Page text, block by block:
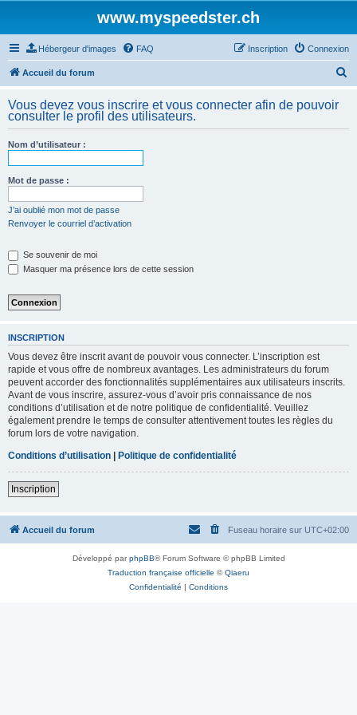
www.myspeedster.ch
Hébergeur d'images FAQ Connexion
Inscription
Accueil du forum
h
Vous devez vous inscrire et vous connecter afin de pouvoir
consulter le profil des utilisateurs.
Nom d’utilisateur :
Mot de passe :
J’ai oublié mon mot de passe
Renvoyer le courriel d’activation
Se souvenir de moi
Masquer ma présence lors de cette session
INSCRIPTION
Vous devez être inscrit avant de pouvoir vous connecter. L’inscription est
rapide et vous offre de nombreux avantages. Les administrateurs du forum
peuvent accorder des fonctionnalités supplémentaires aux utilisateurs inscrits.
Avant de vous inscrire, assurez-vous d’avoir pris connaissance de nos
conditions d’utilisation et de notre politique de confidentialité. Veuillez
également prendre le temps de consulter attentivement toutes les règles du
forum lors de votre navigation.
Conditions d’utilisation | Politique de confidentialité
Inscription
Accueil du forum Fuseau horaire sur UTC+02:00
Développé parphpBB® Forum Software © phpBB Limited
Traduction française officielle ©Qiaeru
Confidentialité | Conditions